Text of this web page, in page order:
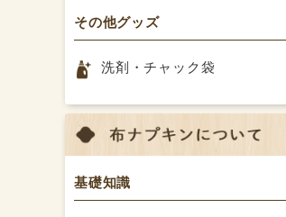
その他グッズ
洗剤・チャック袋
基礎知識